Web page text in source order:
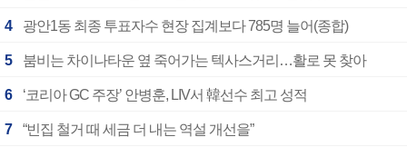
4 광안1동 최종 투표자수 현장 집계보다 785명 늘어(종합)
5 붐비는 차이나타운 옆 죽어가는 텍사스거리…활로 못 찾아
6 ‘코리아 GC 주장’ 안병훈, LIV서 韓선수 최고 성적
7 “빈집 철거 때 세금 더 내는 역설 개선을”